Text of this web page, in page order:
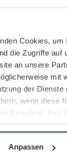
Cookies, um
die Zugriffe
an unsere
mit
der Dienste
wenn diese
Erlaubnis. Ihre
Website
Anpassen